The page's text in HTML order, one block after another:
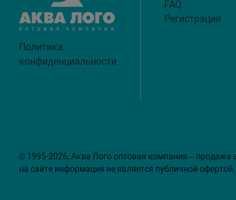
Политика
конфиденциальности
FAQ
Регистрация
© 1995-2026, Аква Лого оптовая компания – продажа
на сайте информация не является публичной